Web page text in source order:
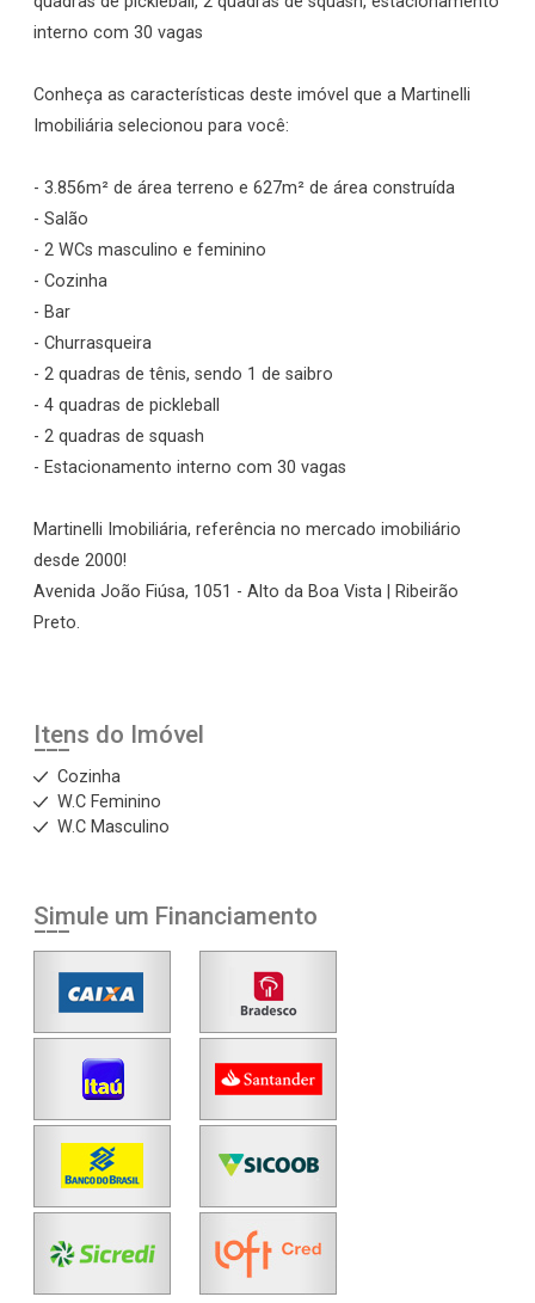
interno com 30 vagas
Conheça as características deste imóvel que a Martinelli
Imobiliária selecionou para você:
- 3.856m² de área terreno e 627m² de área construída
- Salão
- 2 WCs masculino e feminino
- Cozinha
- Bar
- Churrasqueira
- 2 quadras de tênis, sendo 1 de saibro
- 4 quadras de pickleball
- 2 quadras de squash
- Estacionamento interno com 30 vagas
Martinelli Imobiliária, referência no mercado imobiliário
desde 2000!
Avenida João Fiúsa, 1051 - Alto da Boa Vista | Ribeirão
Preto.
Itens do Imóvel
Cozinha
W.C Feminino
W.C Masculino
Simule um Financiamento